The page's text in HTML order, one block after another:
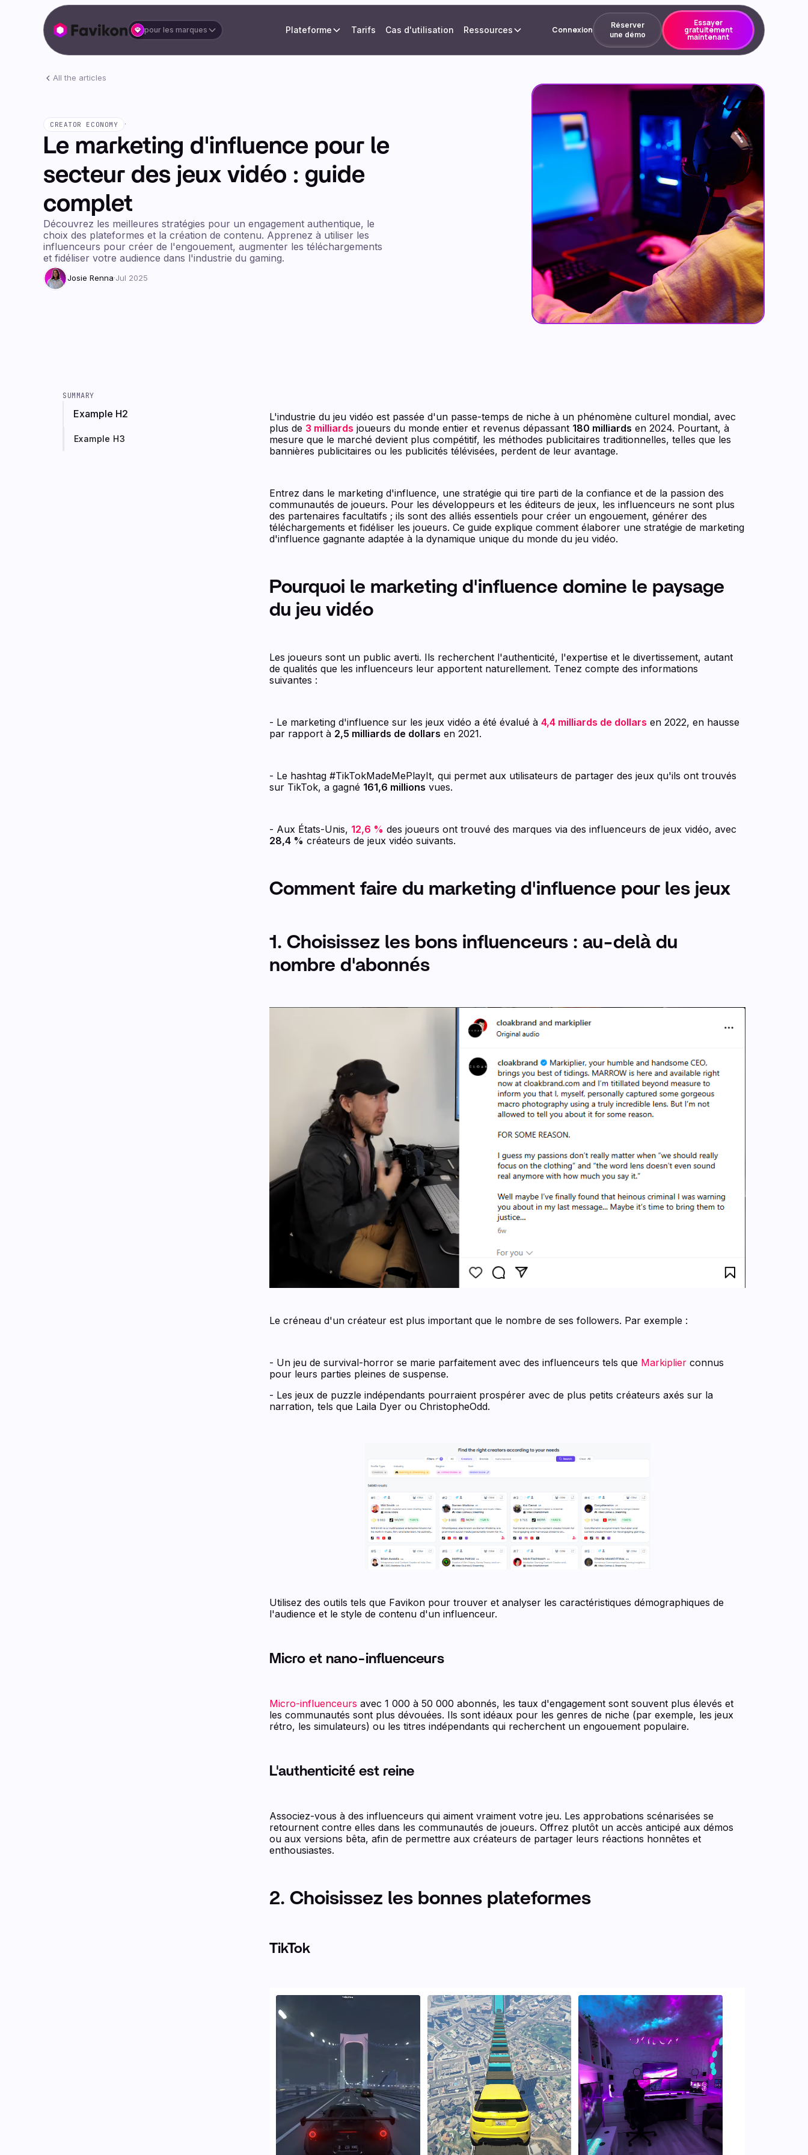
pour les marques Plateforme Tarifs Cas d'utilisation Ressources Connexion
Réserver
une démo
Essayer
gratuitement
maintenant
All the articles
CREATOR ECONOMY ·
Le marketing d'influence pour le
secteur des jeux vidéo : guide
complet
Découvrez les meilleures stratégies pour un engagement authentique, le
choix des plateformes et la création de contenu. Apprenez à utiliser les
influenceurs pour créer de l'engouement, augmenter les téléchargements
et fidéliser votre audience dans l'industrie du gaming.
Josie Renna·Jul 2025
SUMMARY
Example H2
Example H3
L'industrie du jeu vidéo est passée d'un passe-temps de niche à un phénomène culturel mondial, avec
plus de 3 milliards joueurs du monde entier et revenus dépassant 180 milliards en 2024. Pourtant, à
mesure que le marché devient plus compétitif, les méthodes publicitaires traditionnelles, telles que les
bannières publicitaires ou les publicités télévisées, perdent de leur avantage.
Entrez dans le marketing d'influence, une stratégie qui tire parti de la confiance et de la passion des
communautés de joueurs. Pour les développeurs et les éditeurs de jeux, les influenceurs ne sont plus
des partenaires facultatifs ; ils sont des alliés essentiels pour créer un engouement, générer des
téléchargements et fidéliser les joueurs. Ce guide explique comment élaborer une stratégie de marketing
d'influence gagnante adaptée à la dynamique unique du monde du jeu vidéo.
Pourquoi le marketing d'influence domine le paysage
du jeu vidéo
Les joueurs sont un public averti. Ils recherchent l'authenticité, l'expertise et le divertissement, autant
de qualités que les influenceurs leur apportent naturellement. Tenez compte des informations
suivantes :
- Le marketing d'influence sur les jeux vidéo a été évalué à 4,4 milliards de dollars en 2022, en hausse
par rapport à 2,5 milliards de dollars en 2021.
- Le hashtag #TikTokMadeMePlayIt, qui permet aux utilisateurs de partager des jeux qu'ils ont trouvés
sur TikTok, a gagné 161,6 millions vues.
- Aux États-Unis, 12,6 % des joueurs ont trouvé des marques via des influenceurs de jeux vidéo, avec
28,4 % créateurs de jeux vidéo suivants.
Comment faire du marketing d'influence pour les jeux
1. Choisissez les bons influenceurs : au-delà du
nombre d'abonnés
Le créneau d'un créateur est plus important que le nombre de ses followers. Par exemple :
- Un jeu de survival-horror se marie parfaitement avec des influenceurs tels que Markiplier connus
pour leurs parties pleines de suspense.
- Les jeux de puzzle indépendants pourraient prospérer avec de plus petits créateurs axés sur la
narration, tels que Laila Dyer ou ChristopheOdd.
Utilisez des outils tels que Favikon pour trouver et analyser les caractéristiques démographiques de
l'audience et le style de contenu d'un influenceur.
Micro et nano-influenceurs
Micro-influenceurs avec 1 000 à 50 000 abonnés, les taux d'engagement sont souvent plus élevés et
les communautés sont plus dévouées. Ils sont idéaux pour les genres de niche (par exemple, les jeux
rétro, les simulateurs) ou les titres indépendants qui recherchent un engouement populaire.
L'authenticité est reine
Associez-vous à des influenceurs qui aiment vraiment votre jeu. Les approbations scénarisées se
retournent contre elles dans les communautés de joueurs. Offrez plutôt un accès anticipé aux démos
ou aux versions bêta, afin de permettre aux créateurs de partager leurs réactions honnêtes et
enthousiastes.
2. Choisissez les bonnes plateformes
TikTok